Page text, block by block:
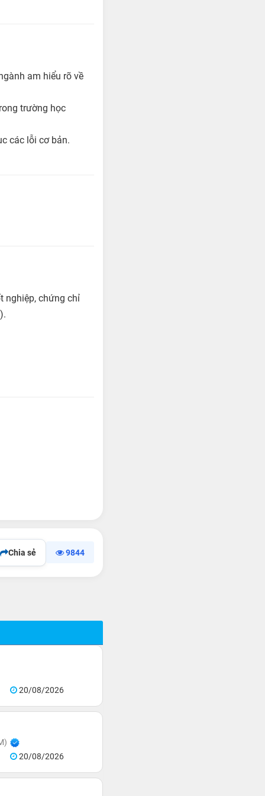
am hiểu rõ về
trường học
các lỗi cơ bản.
nghiệp, chứng chỉ
Chia sẻ 9844
20/08/2026
20/08/2026